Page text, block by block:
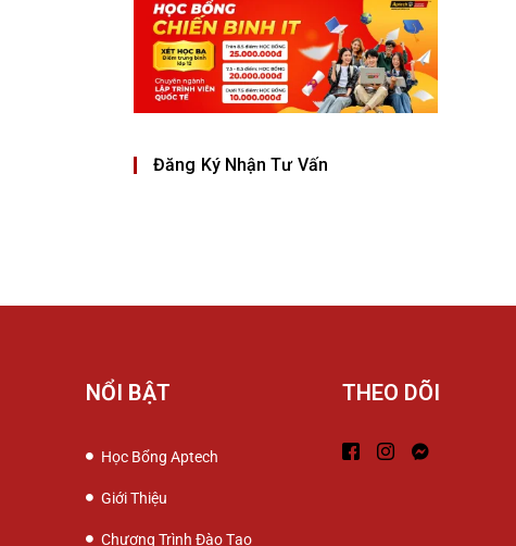
Đăng Ký Nhận Tư Vấn
NỔI BẬT
Học Bổng Aptech
Giới Thiệu
Chương Trình Đào Tạo
THEO DÕI